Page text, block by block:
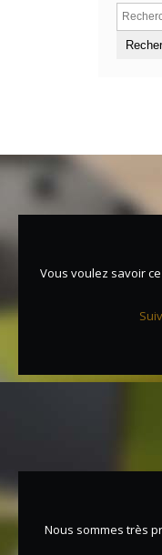
Vous voulez savoir
Nous sommes très